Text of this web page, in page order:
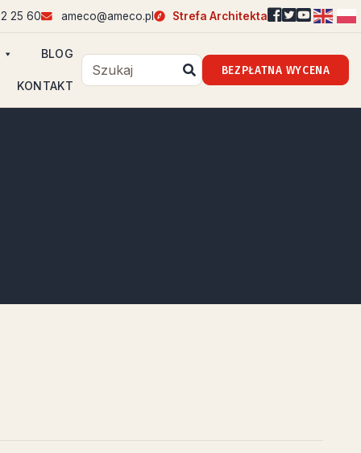
25 60 ameco@ameco.pl Strefa Architekta
BLOG
KONTAKT
BEZPŁATNA WYCENA